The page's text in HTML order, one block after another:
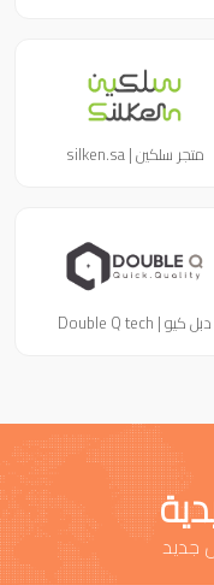
متجر سلكين | silken.sa
دبل كيو | Double Q tech
جديد